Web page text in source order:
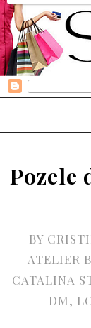
Pozele
BY
ATELIER
CATALINA
DM,